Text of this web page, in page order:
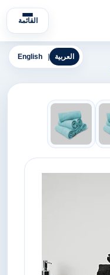
القائمة
English العربية